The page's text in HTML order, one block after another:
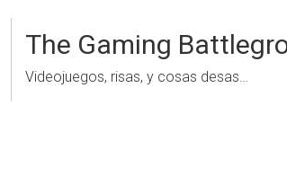
The Gaming
Videojuegos, risas, y cosas desas…